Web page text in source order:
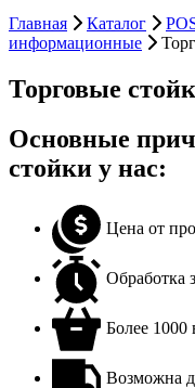
Главная
Каталог
информационные
Торговые
Основные
стойки у нас:
Цена от
Обработка
Более
Возможна